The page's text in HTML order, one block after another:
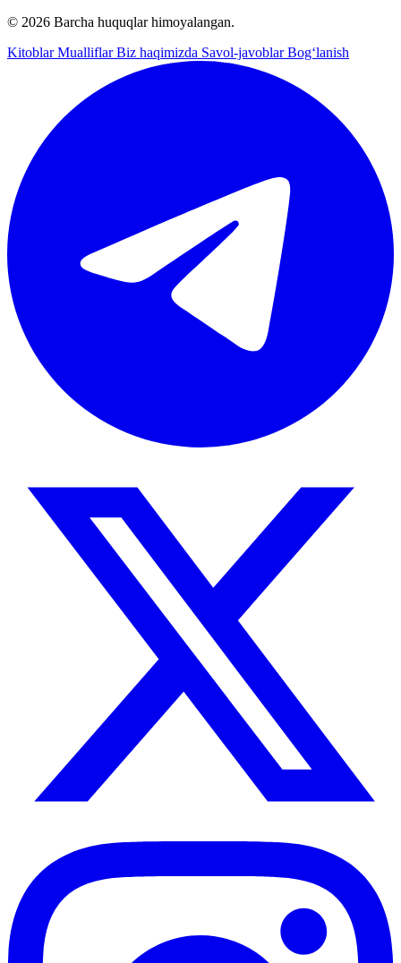
© 2026 Barcha huquqlar himoyalangan.
KitoblarMualliflarBiz haqimizda Savol-javoblarBog‘lanish